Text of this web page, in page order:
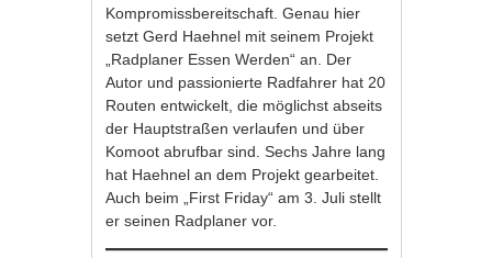
Kompromissbereitschaft. Genau hier
setzt Gerd Haehnel mit seinem Projekt
„Radplaner Essen Werden“ an. Der
Autor und passionierte Radfahrer hat 20
Routen entwickelt, die möglichst abseits
der Hauptstraßen verlaufen und über
Komoot abrufbar sind. Sechs Jahre lang
hat Haehnel an dem Projekt gearbeitet.
Auch beim „First Friday“ am 3. Juli stellt
er seinen Radplaner vor.